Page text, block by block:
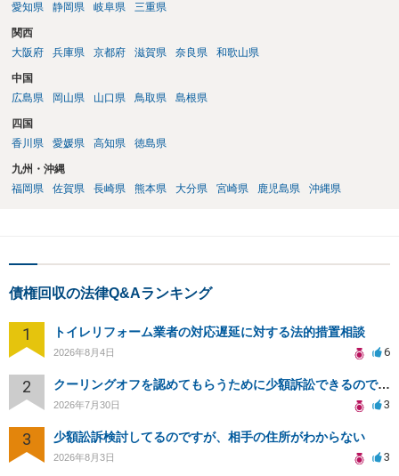
愛知県
静岡県 岐阜県 三重県
関西
大阪府
兵庫県 京都府 滋賀県 奈良県 和歌山県
中国
広島県
岡山県 山口県 鳥取県 島根県
四国
香川県
愛媛県 高知県 徳島県
九州・沖縄
福岡県
佐賀県 長崎県 熊本県 大分県 宮崎県 鹿児島県 沖縄県
債権回収の法律Q&Aランキング
1 トイレリフォーム業者の対応遅延に対する法的措置相談
2026年8月4日 6
2 クーリングオフを認めてもらうために少額訴訟できるのでしょうか。
2026年7月30日 3
3 少額訟訴検討してるのですが、相手の住所がわからない
2026年8月3日 3